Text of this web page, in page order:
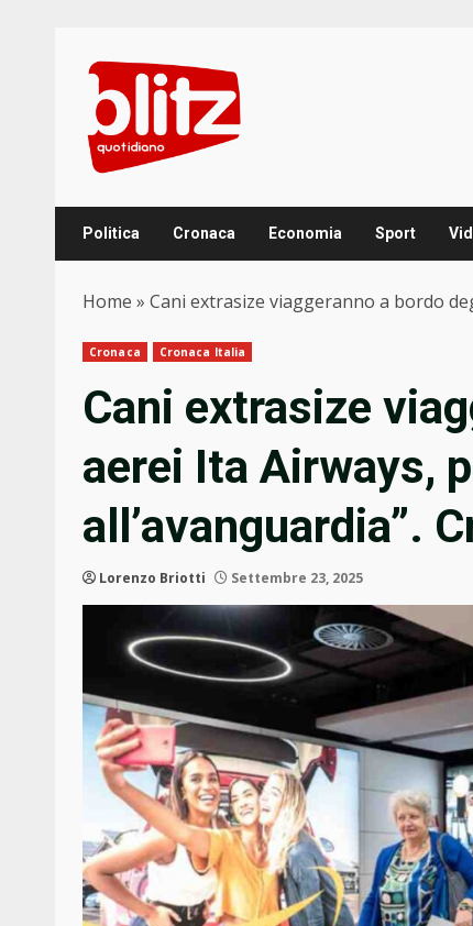
content
Politica Cronaca Economia Sport
Home » Cani extrasize viaggeranno a bordo
Cronaca Cronaca Italia
Cani extrasize
aerei Ita Airways,
all’avanguardia”.
Lorenzo Briotti Settembre 23, 2025